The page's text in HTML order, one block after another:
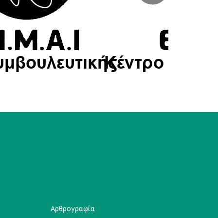
Αρθρογραφία